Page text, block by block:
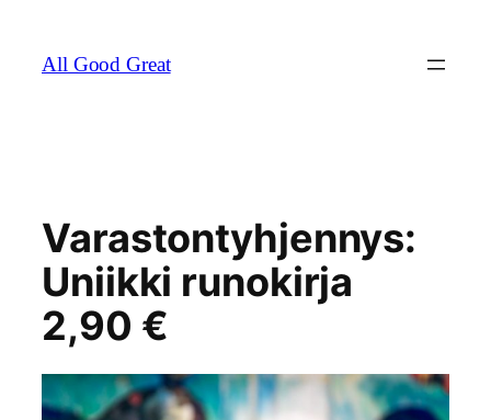
content
All Good Great
Varastontyhjennys:
Uniikki runokirja
2,90 €